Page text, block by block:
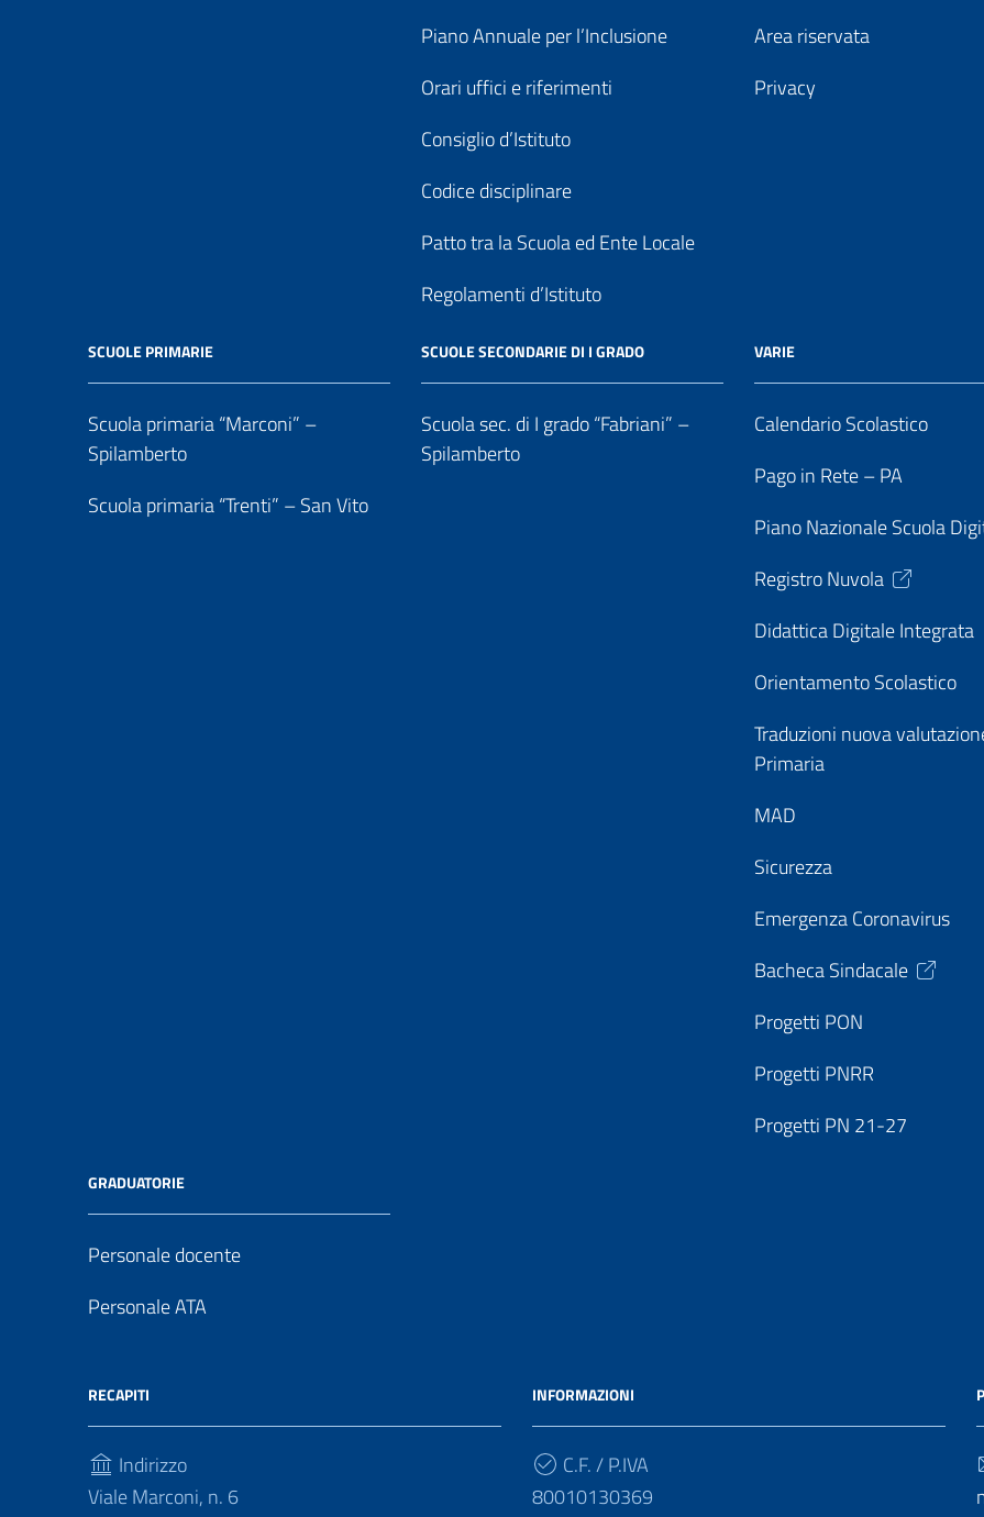
Piano Annuale per l’Inclusione
Orari uffici e riferimenti
Consiglio d’Istituto
Codice disciplinare
Patto tra la Scuola ed Ente Locale
Regolamenti d’Istituto
Area riservata
Privacy
SCUOLE PRIMARIE
Scuola primaria “Marconi” –
Spilamberto
Scuola primaria “Trenti” – San Vito
SCUOLE SECONDARIE DI I GRADO
Scuola sec. di I grado “Fabriani” –
Spilamberto
VARIE
Calendario Scolastico
Pago in Rete – PA
Piano Nazionale Scuola
Registro Nuvola
Didattica Digitale Integrata
Orientamento Scolastico
Traduzioni nuova
Primaria
MAD
Sicurezza
Emergenza Coronavirus
Bacheca Sindacale
Progetti PON
Progetti PNRR
Progetti PN 21-27
GRADUATORIE
Personale docente
Personale ATA
RECAPITI
Indirizzo
Viale Marconi, n. 6
INFORMAZIONI
C.F. / P.IVA
80010130369